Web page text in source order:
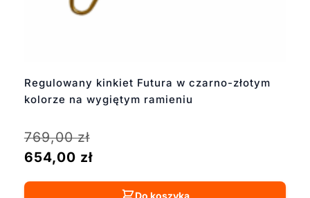
Regulowany kinkiet Futura w czarno-złotym
kolorze na wygiętym ramieniu
769,00zł
654,00 zł
Do koszyka